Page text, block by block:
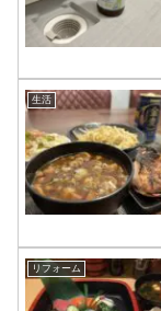
生活
リフォーム